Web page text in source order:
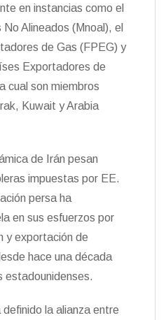
en instancias como el
Alineados (Mnoal), el
de Gas (FPEG) y
Exportadores de
cual son miembros
Kuwait y Arabia
de Irán pesan
impuestas por EE.
persa ha
en sus esfuerzos por
y exportación de
hace una década
estadounidenses.
definido la alianza entre